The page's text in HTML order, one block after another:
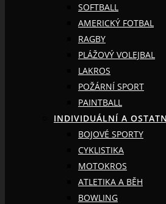
SOFTBALL
AMERICKÝ FOTBAL
RAGBY
PLÁŽOVÝ VOLEJBAL
LAKROS
POŽÁRNÍ SPORT
PAINTBALL
INDIVIDUÁLNÍ A
BOJOVÉ SPORTY
CYKLISTIKA
MOTOKROS
ATLETIKA A BĚH
BOWLING